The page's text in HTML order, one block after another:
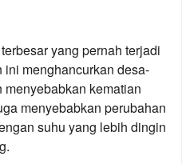
yang pernah terjadi
menghancurkan desa-
kematian
menyebabkan perubahan
suhu yang lebih dingin